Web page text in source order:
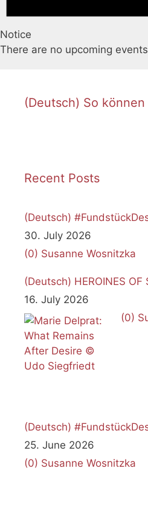
Notice
There are no upcoming
(Deutsch) So
Recent Posts
(Deutsch)
30. July 2026
(0) Susanne Wosnitzka
(Deutsch) HEROINES
16. July 2026
(0)
(Deutsch)
25. June 2026
(0) Susanne Wosnitzka